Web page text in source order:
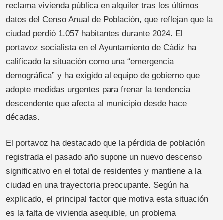
reclama vivienda pública en alquiler tras los últimos
datos del Censo Anual de Población, que reflejan que la
ciudad perdió 1.057 habitantes durante 2024. El
portavoz socialista en el Ayuntamiento de Cádiz ha
calificado la situación como una “emergencia
demográfica” y ha exigido al equipo de gobierno que
adopte medidas urgentes para frenar la tendencia
descendente que afecta al municipio desde hace
décadas.
El portavoz ha destacado que la pérdida de población
registrada el pasado año supone un nuevo descenso
significativo en el total de residentes y mantiene a la
ciudad en una trayectoria preocupante. Según ha
explicado, el principal factor que motiva esta situación
es la falta de vivienda asequible, un problema